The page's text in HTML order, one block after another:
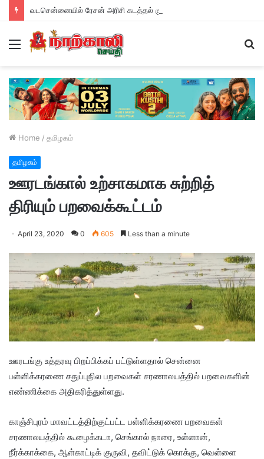
Menu
Home / தமிழகம்
தமிழகம்
ஊரடங்கால் உற்சாகமாக சுற்றித்
திரியும் பறவைக்கூட்டம்
April 23, 2020 0 605 Less than a minute
ஊரடங்கு உத்தரவு பிறப்பிக்கப் பட்டுள்ளதால் சென்னை
பள்ளிக்கரணை சதுப்புநில பறவைகள் சரணாலயத்தில் பறவைகளின்
எண்ணிக்கை அதிகரித்துள்ளது.
காஞ்சிபுரம் மாவட்டத்திற்குட்பட்ட பள்ளிக்கரணை பறவைகள்
சரணாலயத்தில் கூழைக்கடா, செங்கால் நாரை, உள்ளான்,
நீர்க்காக்கை, ஆள்காட்டிக் குருவி, தவிட்டுக் கொக்கு, வெள்ளை